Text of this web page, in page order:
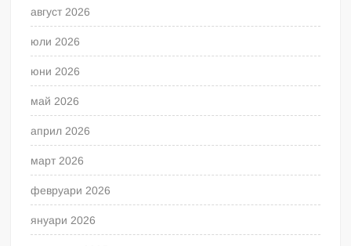
август 2026
юли 2026
юни 2026
май 2026
април 2026
март 2026
февруари 2026
януари 2026